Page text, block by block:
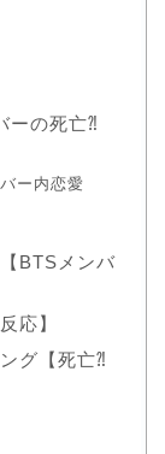
ーの死亡⁈
ー内恋愛
BTSメンバ
応】
グ【死亡⁈